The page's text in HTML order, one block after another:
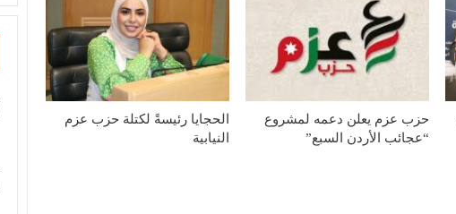
حزب عزم يعلن دعمه لمشروع
“عجائب الأردن السبع”
الحجايا رئيسةً لكتلة حزب عزم
النيابية